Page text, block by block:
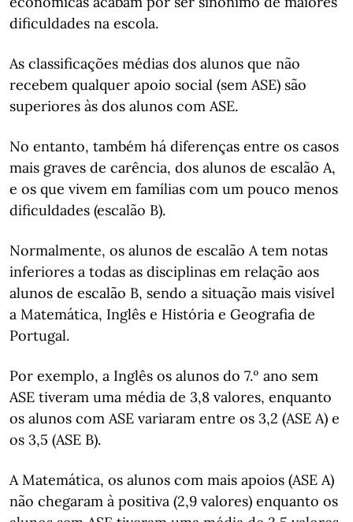
dificuldades na escola.
As classificações médias dos alunos que não
recebem qualquer apoio social (sem ASE) são
superiores às dos alunos com ASE.
No entanto, também há diferenças entre os casos
mais graves de carência, dos alunos de escalão A,
e os que vivem em famílias com um pouco menos
dificuldades (escalão B).
Normalmente, os alunos de escalão A tem notas
inferiores a todas as disciplinas em relação aos
alunos de escalão B, sendo a situação mais visível
a Matemática, Inglês e História e Geografia de
Portugal.
Por exemplo, a Inglês os alunos do 7.º ano sem
ASE tiveram uma média de 3,8 valores, enquanto
os alunos com ASE variaram entre os 3,2 (ASE A) e
os 3,5 (ASE B).
A Matemática, os alunos com mais apoios (ASE A)
não chegaram à positiva (2,9 valores) enquanto os